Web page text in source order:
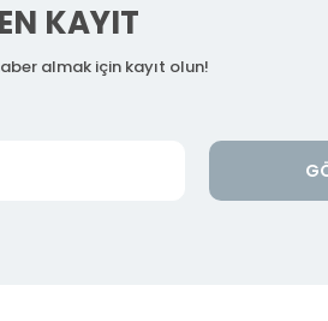
KAYIT
almak için kayıt olun!